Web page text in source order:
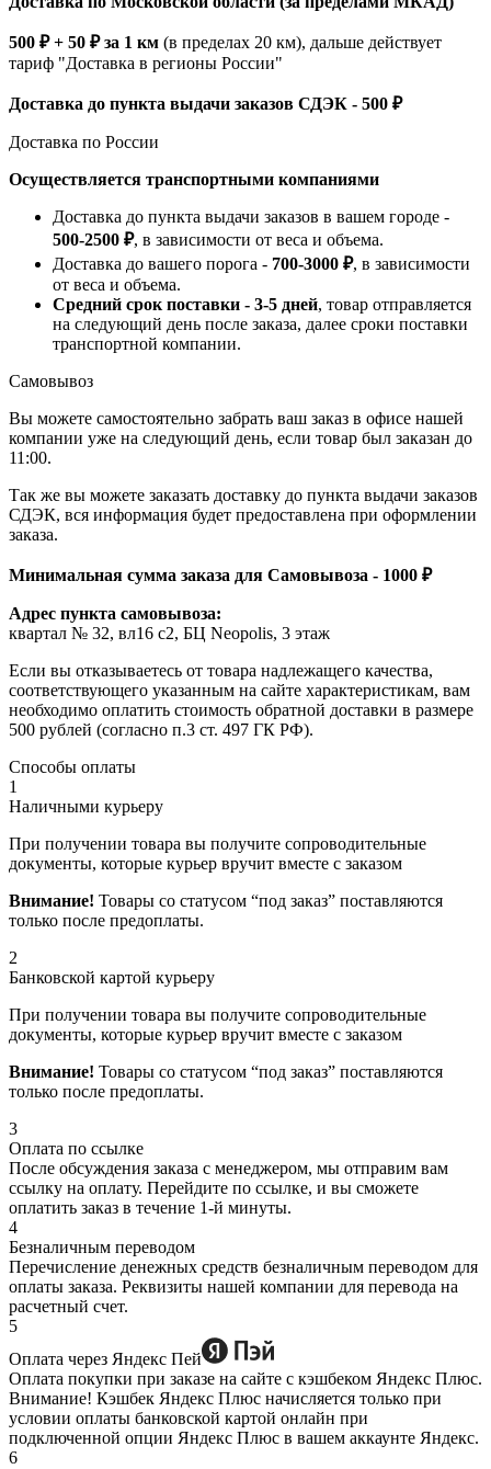
500 ₽ + 50 ₽ за 1 км (в пределах 20 км), дальше действует
тариф "Доставка в регионы России"
Доставка до пункта выдачи заказов СДЭК - 500 ₽
Доставка по России
Осуществляется транспортными компаниями
Доставка до пункта выдачи заказов в вашем городе -
500-2500 ₽, в зависимости от веса и объема.
Доставка до вашего порога - 700-3000 ₽, в зависимости
от веса и объема.
Средний срок поставки - 3-5 дней, товар отправляется
на следующий день после заказа, далее сроки поставки
транспортной компании.
Самовывоз
Вы можете самостоятельно забрать ваш заказ в офисе нашей
компании уже на следующий день, если товар был заказан до
11:00.
Так же вы можете заказать доставку до пункта выдачи заказов
СДЭК, вся информация будет предоставлена при оформлении
заказа.
Минимальная сумма заказа для Самовывоза - 1000 ₽
Адрес пункта самовывоза:
квартал № 32, вл16 с2, БЦ Neopolis, 3 этаж
Если вы отказываетесь от товара надлежащего качества,
соответствующего указанным на сайте характеристикам, вам
необходимо оплатить стоимость обратной доставки в размере
500 рублей (согласно п.3 ст. 497 ГК РФ).
Способы оплаты
1
Наличными курьеру
При получении товара вы получите сопроводительные
документы, которые курьер вручит вместе с заказом
Внимание! Товары со статусом “под заказ” поставляются
только после предоплаты.
2
Банковской картой курьеру
При получении товара вы получите сопроводительные
документы, которые курьер вручит вместе с заказом
Внимание! Товары со статусом “под заказ” поставляются
только после предоплаты.
3
Оплата по ссылке
После обсуждения заказа с менеджером, мы отправим вам
ссылку на оплату. Перейдите по ссылке, и вы сможете
оплатить заказ в течение 1-й минуты.
4
Безналичным переводом
Перечисление денежных средств безналичным переводом для
оплаты заказа. Реквизиты нашей компании для перевода на
расчетный счет.
5
Оплата через Яндекс Пей
Оплата покупки при заказе на сайте с кэшбеком Яндекс Плюс.
Внимание! Кэшбек Яндекс Плюс начисляется только при
условии оплаты банковской картой онлайн при
подключенной опции Яндекс Плюс в вашем аккаунте Яндекс.
6